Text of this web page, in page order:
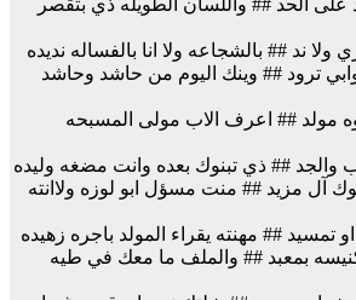
ولا ند ## بالشجاعه ولا انا بالفساله نديده
ترود ## وينك اليوم من حاشد وحاشد
مولد ## اعرف الاب مولى المسبحه
والجد ## ذي تبنوك بعده وانت مضغه وليده
آل مزيد ## منت مسؤل ابو لوزه ولاانته
تمسيد ## مهنته يقراء المولد باجره زهيده
بمعبد ## والملف ما معك في طيه